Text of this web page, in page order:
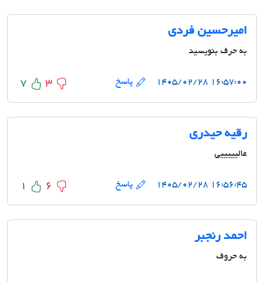
امیرحسین فردی
به حرف بنویسید
۱۶:۵۷:۰۰ ۱۴۰۵/۰۲/۲۸ پاسخ 7 3
رقیه حیدری
عالیییییی
۱۶:۵۶:۴۵ ۱۴۰۵/۰۲/۲۸ پاسخ 1 6
احمد رنجبر
به حروف